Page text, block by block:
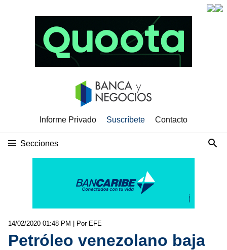
Informe Privado Suscríbete Contacto
Secciones
14/02/2020 01:48 PM | Por EFE
Petróleo venezolano baja